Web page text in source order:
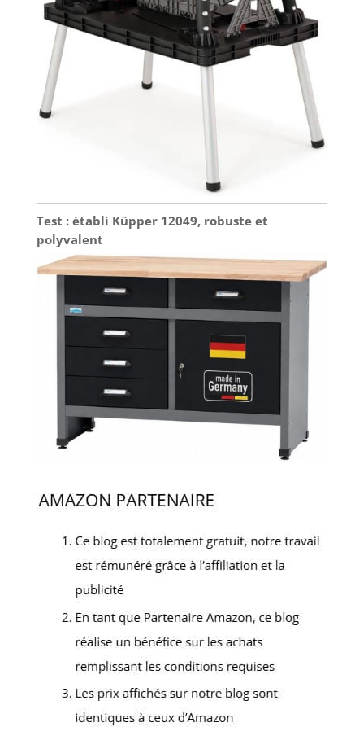
Test : établi Küpper 12049, robuste et
polyvalent